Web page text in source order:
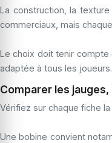
La construction, la
commerciaux, mais
Le choix doit tenir compte
adaptée à tous les joueurs.
Comparer les
Vérifiez sur chaque fiche
Une bobine convient